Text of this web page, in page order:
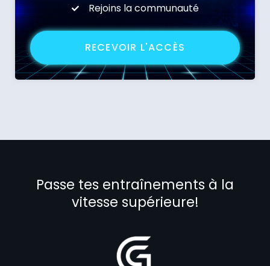
Rejoins la communauté
RECEVOIR L'ACCÈS
Passe tes entraînements à la
vitesse supérieure!